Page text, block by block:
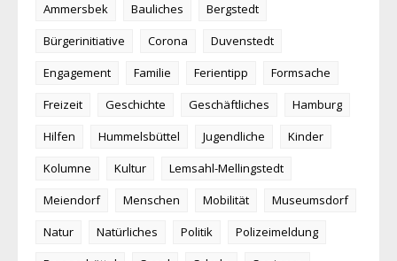
Ammersbek
Bauliches
Bergstedt
Bürgerinitiative
Corona
Duvenstedt
Engagement
Familie Ferientipp
Formsache
Freizeit
Geschichte Geschäftliches
Hamburg
Hilfen
Hummelsbüttel Jugendliche
Kinder
Kolumne
Kultur
Lemsahl-Mellingstedt
Meiendorf
Menschen Mobilität
Museumsdorf
Natur
Natürliches Politik
Polizeimeldung